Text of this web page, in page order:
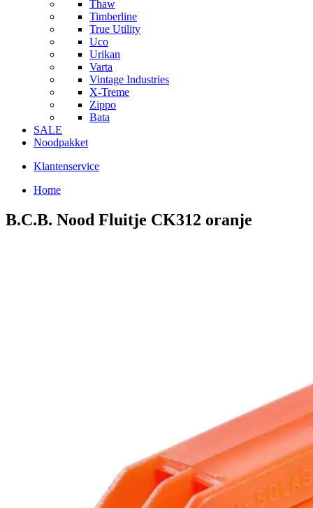
Thaw
Timberline
True Utility
Uco
Urikan
Varta
Vintage Industries
X-Treme
Zippo
Bata
SALE
Noodpakket
Klantenservice
Home
B.C.B. Nood Fluitje CK312 oranje